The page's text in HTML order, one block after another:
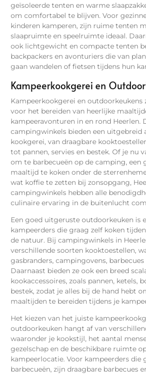
geïsoleerde tenten en warme
om comfortabel te blijven. Voor
kinderen kamperen, zijn ruime tenten
slaapruimte en speelruimte ideaal.
ook lichtgewicht en compacte tenten
backpackers en avonturiers die van
gaan wandelen of fietsen tijdens hun
Kampeerkookgerei en
Kampeerkookgerei en outdoorkeukens
voor het bereiden van heerlijke
kampeeravonturen in en rond Heerlen.
campingwinkels bieden een uitgebreid
kookgerei, van draagbare
tot pannen, servies en bestek. Of je nu
om te barbecueën op de camping, een
maaltijd te koken onder de
wat koffie te zetten bij zonsopgang,
campingwinkels hebben alle
culinaire ervaring in de buitenlucht
Een goed uitgeruste outdoorkeuken is
kampeerders die graag zelf koken
de natuur. Bij campingwinkels in
verschillende soorten kooktoestellen,
gasbranders, campingovens, barbecues
Daarnaast bieden ze ook een breed
kookaccessoires, zoals pannen, ketels,
bestek, zodat je alles bij de hand hebt
maaltijden te bereiden tijdens je
Het kiezen van het juiste
outdoorkeuken hangt af van
waaronder je kookstijl, het aantal
gezelschap en de beschikbare ruimte
kampeerlocatie. Voor kampeerders die
barbecueën, zijn draagbare barbecues